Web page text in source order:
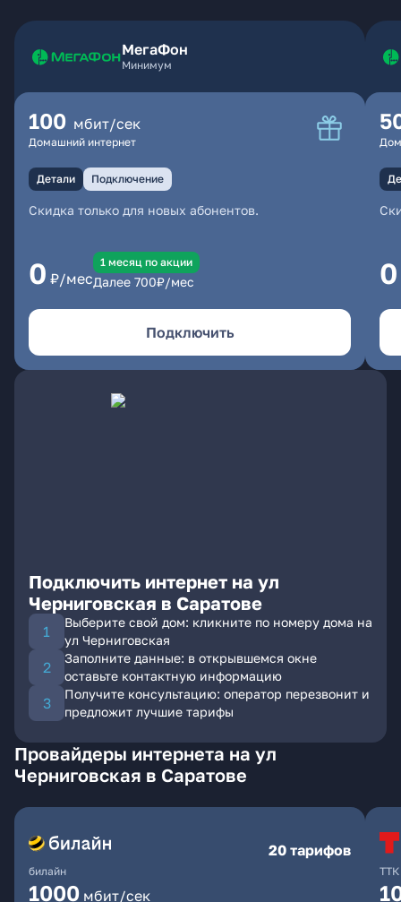
МегаФон
Минимум
100 мбит/сек
Домашний интернет
Детали Подключение
Скидка только для новых абонентов.
0 ₽/мес
1 месяц по акции
Далее 700₽/мес
Подключить
0
Подключить интернет на ул
Черниговская в Саратове
Выберите свой дом: кликните по номеру дома на
ул Черниговская
Заполните данные: в открывшемся окне
оставьте контактную информацию
Получите консультацию: оператор перезвонит и
предложит лучшие тарифы
Провайдеры интернета на ул
Черниговская в Саратове
билайн
20 тарифов
1000 мбит/сек
ТТК